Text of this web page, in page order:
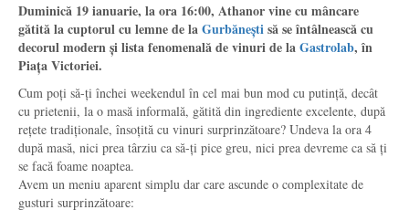
Duminică 19 ianuarie, la ora 16:00, Athanor vine cu mâncare
gătită la cuptorul cu lemne de laGurbăneștisă se întâlnească cu
decorul modern și lista fenomenală de vinuri de laGastrolab, în
Piața Victoriei.
Cum poți să-ți închei weekendul în cel mai bun mod cu putință, decât
cu prietenii, la o masă informală, gătită din ingrediente excelente, după
rețete tradiționale, însoțită cu vinuri surprinzătoare? Undeva la ora 4
după masă, nici prea târziu ca să-ți pice greu, nici prea devreme ca să ți
se facă foame noaptea.
Avem un meniu aparent simplu dar care ascunde o complexitate de
gusturi surprinzătoare: